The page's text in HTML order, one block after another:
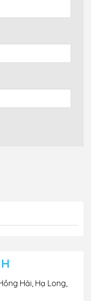
Hải, Hạ Long,